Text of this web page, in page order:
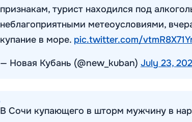
признакам, турист находился под
неблагоприятными метеоусловиями,
купание в море. pic.twitter.com/
— Новая Кубань (@new_kuban) July 23,
В Сочи купающего в шторм мужчину в